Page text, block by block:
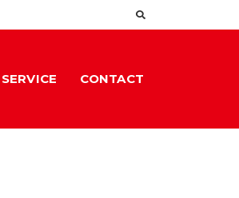
SERVICE CONTACT